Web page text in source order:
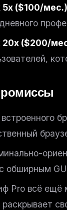
5x ($100/
20x ($200/
обширным
Pro всё ещё
раскрывает